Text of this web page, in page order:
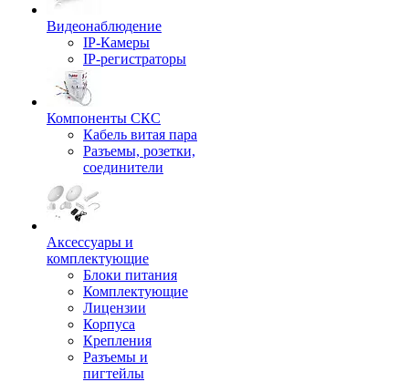
Видеонаблюдение
IP-Камеры
IP-регистраторы
Компоненты СКС
Кабель витая пара
Разъемы, розетки,
соединители
Аксессуары и
комплектующие
Блоки питания
Комплектующие
Лицензии
Корпуса
Крепления
Разъемы и
пигтейлы